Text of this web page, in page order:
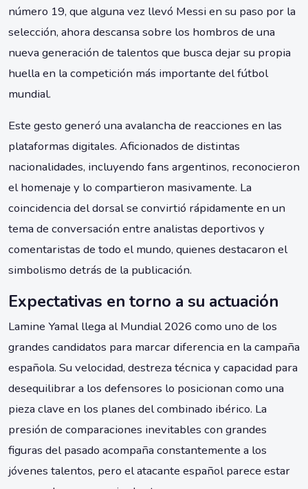
número 19, que alguna vez llevó Messi en su paso por la
selección, ahora descansa sobre los hombros de una
nueva generación de talentos que busca dejar su propia
huella en la competición más importante del fútbol
mundial.
Este gesto generó una avalancha de reacciones en las
plataformas digitales. Aficionados de distintas
nacionalidades, incluyendo fans argentinos, reconocieron
el homenaje y lo compartieron masivamente. La
coincidencia del dorsal se convirtió rápidamente en un
tema de conversación entre analistas deportivos y
comentaristas de todo el mundo, quienes destacaron el
simbolismo detrás de la publicación.
Expectativas en torno a su actuación
Lamine Yamal llega al Mundial 2026 como uno de los
grandes candidatos para marcar diferencia en la campaña
española. Su velocidad, destreza técnica y capacidad para
desequilibrar a los defensores lo posicionan como una
pieza clave en los planes del combinado ibérico. La
presión de comparaciones inevitables con grandes
figuras del pasado acompaña constantemente a los
jóvenes talentos, pero el atacante español parece estar